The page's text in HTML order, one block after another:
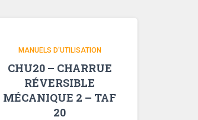
MANUELS D'UTILISATION
CHU20 – CHARRUE
RÉVERSIBLE
MÉCANIQUE 2 – TAF
20